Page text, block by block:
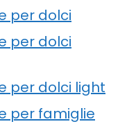
per dolci
per dolci
per dolci light
per famiglie